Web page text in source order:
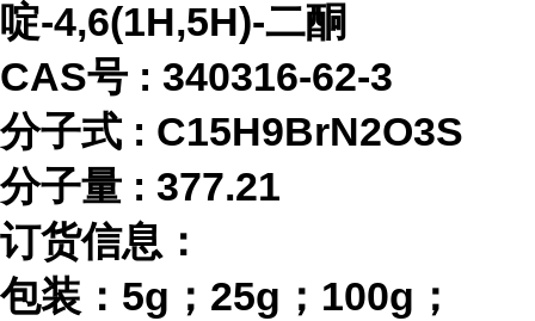
啶-4,6(1H,5H)-二酮
CAS号 : 340316-62-3
分子式 : C15H9BrN2O3S
分子量 : 377.21
订货信息：
包装： 5g；25g；100g；